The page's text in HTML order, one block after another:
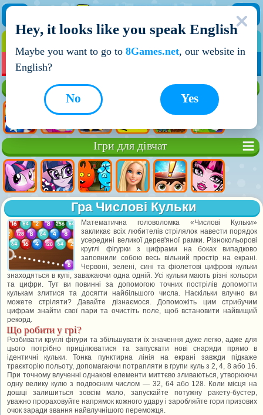
НОВІ ІГРИ
Ігри для дівчат
Гра Числові Кульки
Математична головоломка «Числові Кульки»
закликає всіх любителів стрілялок навести порядок
усередині великої дерев'яної рамки. Різнокольорові
круглі фігурки з цифрами на боках випадково
заповнили собою весь вільний простір на екрані.
Червоні, зелені, сині та фіолетові цифрові кульки
знаходяться в купі, заважаючи одна одній. Усі кульки мають різні кольори
та цифри. Тут ви повинні за допомогою точних пострілів допомогти
кулькам злитися та досягти найбільшого числа. Наскільки влучно ви
можете стріляти? Давайте дізнаємося. Допоможіть цим стрибучим
цифрам знайти свої пари та очистіть поле, щоб встановити найвищий
рекорд.
Що робити у грі?
Розбивати круглі фігури та збільшувати їх значення дуже легко, адже для
цього потрібно прицілюватися та запускати нові снаряди прямо в
ідентичні кульки. Тонка пунктирна лінія на екрані завжди підкаже
траєкторію польоту, допомагаючи потрапляти в групи куль з 2, 4, 8 або 16.
При точному влученні однакові елементи миттєво зливаються, утворюючи
одну велику кулю з подвоєним числом — 32, 64 або 128. Коли місця на
дошці залишиться зовсім мало, запускайте потужну ракету-бустер,
уважно прораховуйте напрямок кожного удару і заробляйте гори призових
очок заради звання найвлучнішого переможця.
Hey, it looks like you speak English
Maybe you want to go to 8Games.net, our website in
English?
Yes
No